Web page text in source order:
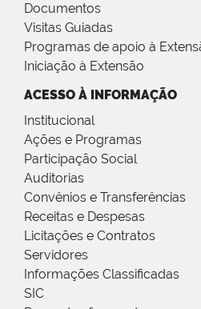
Documentos
Visitas Guiadas
Programas de apoio à
Iniciação à Extensão
ACESSO À INFORMAÇÃO
Institucional
Ações e Programas
Participação Social
Auditorias
Convênios e Transferências
Receitas e Despesas
Licitações e Contratos
Servidores
Informações Classificadas
SIC